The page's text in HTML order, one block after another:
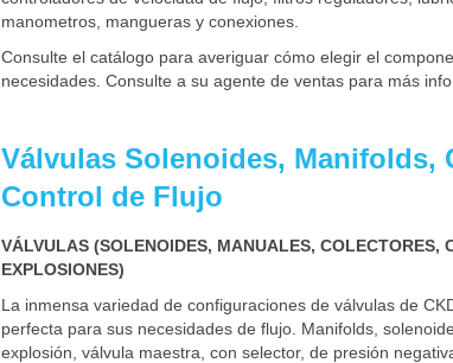
manometros, mangueras y conexiones.
Consulte el catálogo para averiguar cómo elegir el
necesidades. Consulte a su agente de ventas para más
Válvulas Solenoides, Manifolds,
Control de Flujo
VÁLVULAS (SOLENOIDES, MANUALES, COLECTORES,
EXPLOSIONES)
La inmensa variedad de configuraciones de válvulas de
perfecta para sus necesidades de flujo. Manifolds,
explosión, válvula maestra, con selector, de presión